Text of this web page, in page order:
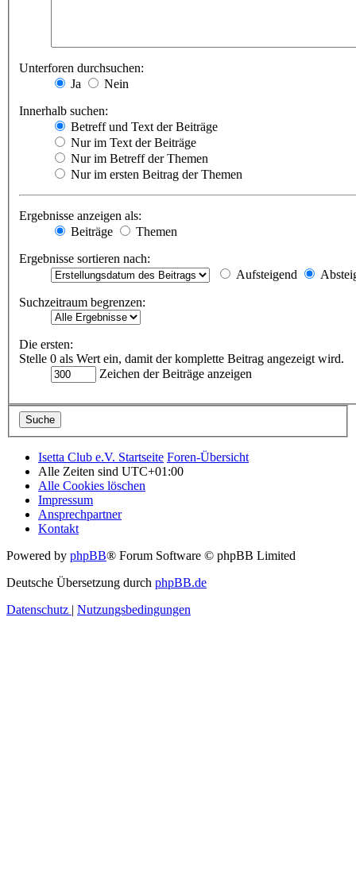
Unterforen durchsuchen:
Ja
Nein
Innerhalb suchen:
Betreff und Text der Beiträge
Nur im Text der Beiträge
Nur im Betreff der Themen
Nur im ersten Beitrag der Themen
Ergebnisse anzeigen als:
Beiträge
Themen
Ergebnisse sortieren nach:
Aufsteigend
Suchzeitraum begrenzen:
Die ersten:
Stelle 0 als Wert ein, damit der komplette Beitrag angezeigt wird.
Zeichen der Beiträge anzeigen
Isetta Club e.V. Startseite Foren-Übersicht
Alle Zeiten sind UTC+01:00
Alle Cookies löschen
Impressum
Ansprechpartner
Kontakt
Powered by phpBB® Forum Software © phpBB Limited
Deutsche Übersetzung durch phpBB.de
Datenschutz | Nutzungsbedingungen